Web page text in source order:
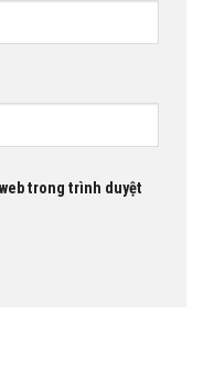
trong trình duyệt